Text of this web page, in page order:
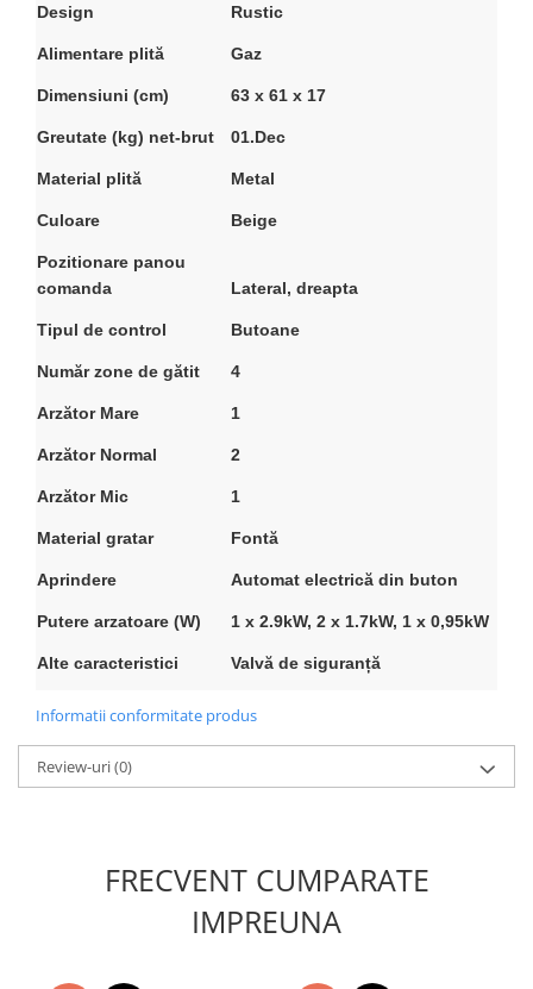
Design Rustic
Alimentare plită Gaz
Dimensiuni (cm) 63 x 61 x 17
Greutate (kg) net-brut 01.Dec
Material plită Metal
Culoare Beige
Pozitionare panou
comanda
Lateral, dreapta
Tipul de control Butoane
Număr zone de gătit 4
Arzător Mare 1
Arzător Normal 2
Arzător Mic 1
Material gratar Fontă
Aprindere Automat electrică din buton
Putere arzatoare (W) 1 x 2.9kW, 2 x 1.7kW, 1 x 0,95kW
Alte caracteristici Valvă de siguranță
Informatii conformitate produs
Review-uri(0)
FRECVENT CUMPARATE
IMPREUNA